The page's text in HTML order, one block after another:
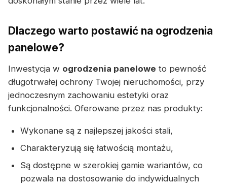
Dlaczego warto postawić na ogrodzenia
panelowe?
Inwestycja w ogrodzenia panelowe to pewność
długotrwałej ochrony Twojej nieruchomości, przy
jednoczesnym zachowaniu estetyki oraz
funkcjonalności. Oferowane przez nas produkty:
Wykonane są z najlepszej jakości stali,
Charakteryzują się łatwością montażu,
Są dostępne w szerokiej gamie wariantów, co
pozwala na dostosowanie do indywidualnych